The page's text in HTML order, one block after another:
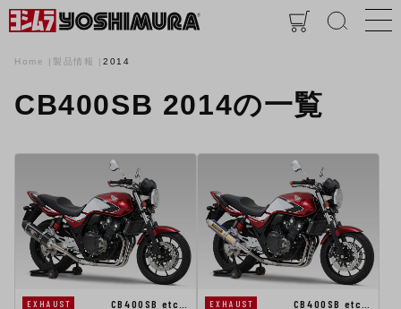
Home 製品情報 2014
CB400SB 2014の一覧
EXHAUST
CB400SB etc…
EXHAUST
CB400SB etc…